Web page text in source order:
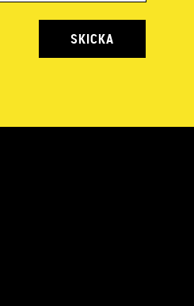
SKICKA